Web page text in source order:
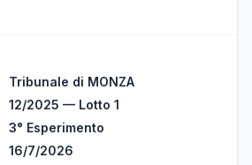
Tribunale di MONZA
12/2025 — Lotto 1
3° Esperimento
16/7/2026